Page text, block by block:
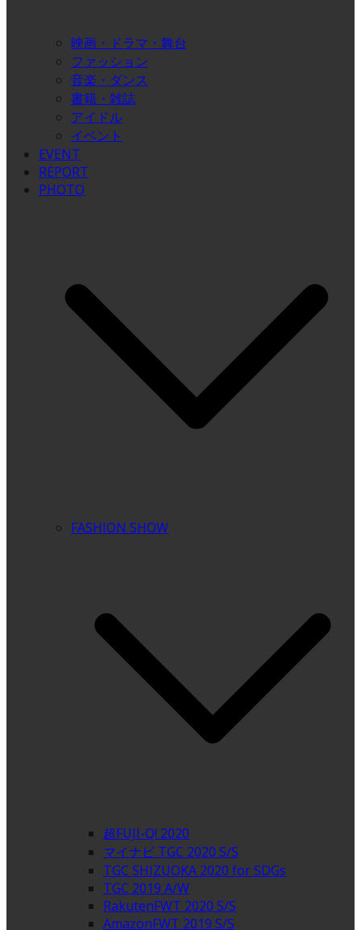
映画・ドラマ・舞台
ファッション
音楽・ダンス
書籍・雑誌
アイドル
イベント
EVENT
REPORT
PHOTO
FASHION SHOW
超FUJI-Q! 2020
マイナビ TGC 2020 S/S
TGC SHIZUOKA 2020 for SDGs
TGC 2019 A/W
RakutenFWT 2020 S/S
AmazonFWT 2019 S/S